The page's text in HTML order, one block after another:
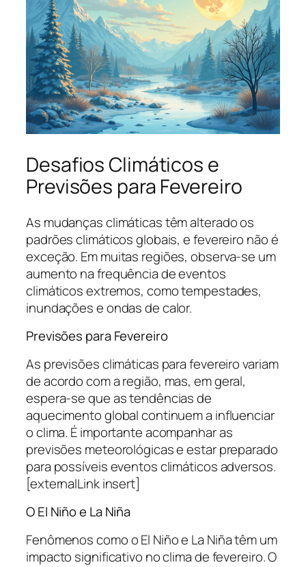
Desafios Climáticos e
Previsões para Fevereiro
As mudanças climáticas têm alterado os
padrões climáticos globais, e fevereiro não é
exceção. Em muitas regiões, observa-se um
aumento na frequência de eventos
climáticos extremos, como tempestades,
inundações e ondas de calor.
Previsões para Fevereiro
As previsões climáticas para fevereiro variam
de acordo com a região, mas, em geral,
espera-se que as tendências de
aquecimento global continuem a influenciar
o clima. É importante acompanhar as
previsões meteorológicas e estar preparado
para possíveis eventos climáticos adversos.
[externalLink insert]
O El Niño e La Niña
Fenômenos como o El Niño e La Niña têm um
impacto significativo no clima de fevereiro. O